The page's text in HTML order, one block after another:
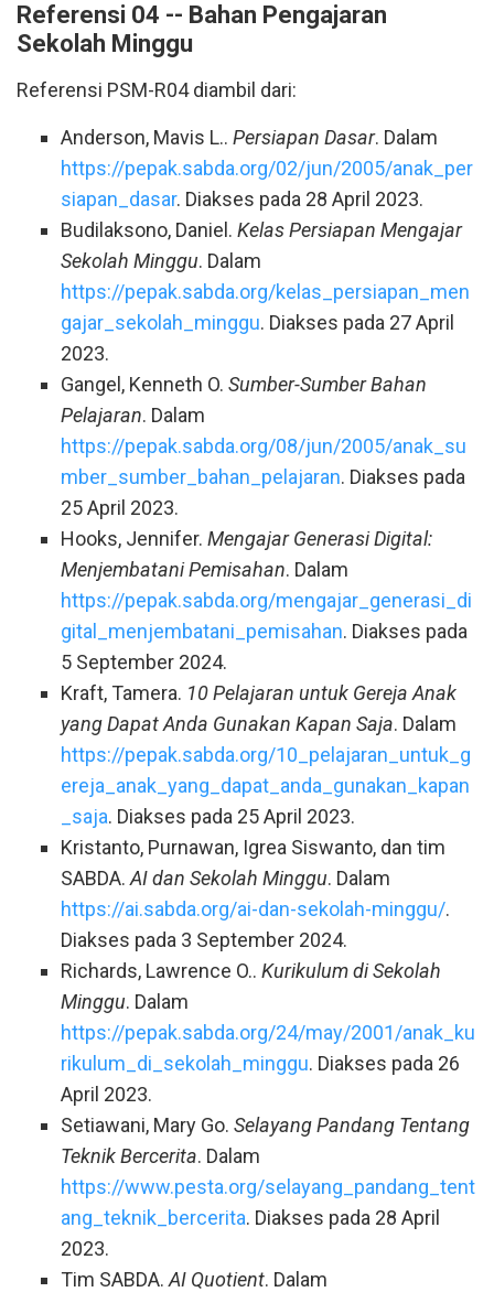
Referensi 04 -- Bahan Pengajaran
Sekolah Minggu
Referensi PSM-R04 diambil dari:
Anderson, Mavis L.. Persiapan Dasar. Dalam
https://pepak.sabda.org/02/jun/2005/anak_per
siapan_dasar. Diakses pada 28 April 2023.
Budilaksono, Daniel. Kelas Persiapan Mengajar
Sekolah Minggu. Dalam
https://pepak.sabda.org/kelas_persiapan_men
gajar_sekolah_minggu. Diakses pada 27 April
2023.
Gangel, Kenneth O. Sumber-Sumber Bahan
Pelajaran. Dalam
https://pepak.sabda.org/08/jun/2005/anak_su
mber_sumber_bahan_pelajaran. Diakses pada
25 April 2023.
Hooks, Jennifer. Mengajar Generasi Digital:
Menjembatani Pemisahan. Dalam
https://pepak.sabda.org/mengajar_generasi_di
gital_menjembatani_pemisahan. Diakses pada
5 September 2024.
Kraft, Tamera. 10 Pelajaran untuk Gereja Anak
yang Dapat Anda Gunakan Kapan Saja. Dalam
https://pepak.sabda.org/10_pelajaran_untuk_g
ereja_anak_yang_dapat_anda_gunakan_kapan
_saja. Diakses pada 25 April 2023.
Kristanto, Purnawan, Igrea Siswanto, dan tim
SABDA. AI dan Sekolah Minggu. Dalam
https://ai.sabda.org/ai-dan-sekolah-minggu/.
Diakses pada 3 September 2024.
Richards, Lawrence O.. Kurikulum di Sekolah
Minggu. Dalam
https://pepak.sabda.org/24/may/2001/anak_ku
rikulum_di_sekolah_minggu. Diakses pada 26
April 2023.
Setiawani, Mary Go. Selayang Pandang Tentang
Teknik Bercerita. Dalam
https://www.pesta.org/selayang_pandang_tent
ang_teknik_bercerita. Diakses pada 28 April
2023.
Tim SABDA. AI Quotient. Dalam